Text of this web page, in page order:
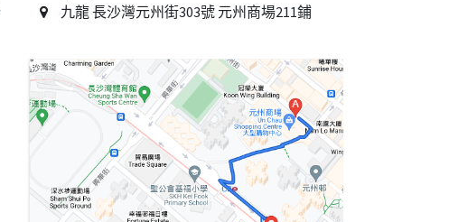
九龍 長沙灣元州街303號 元州商場211鋪